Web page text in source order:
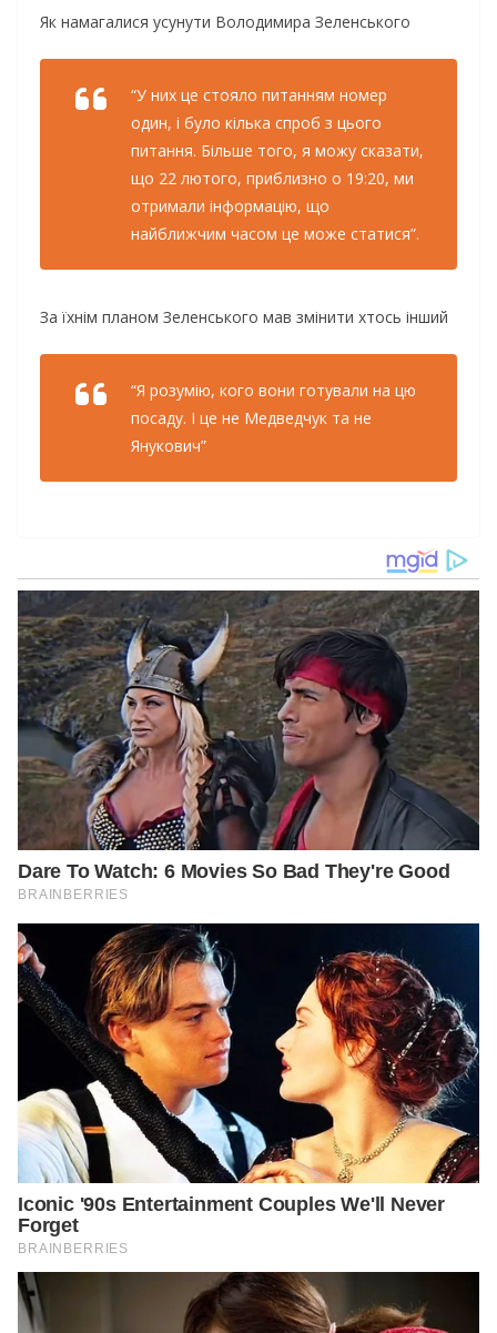
Як намагалися усунути Володимира Зеленського
“У них це стояло питанням номер
один, і було кілька спроб з цього
питання. Більше того, я можу сказати,
що 22 лютого, приблизно о 19:20, ми
отримали інформацію, що
найближчим часом це може статися”.
За їхнім планом Зеленського мав змінити хтось інший
“Я розумію, кого вони готували на цю
посаду. І це не Медведчук та не
Янукович”